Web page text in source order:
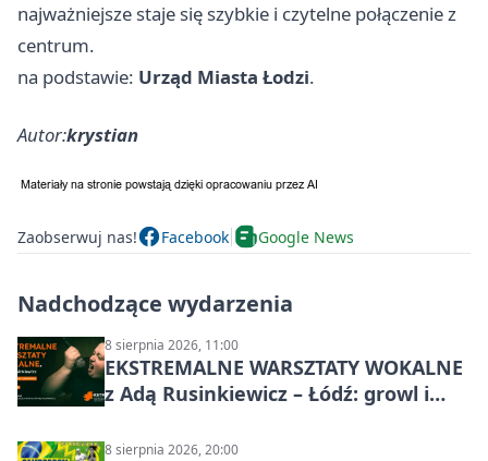
najważniejsze staje się szybkie i czytelne połączenie z
centrum.
na podstawie: Urząd Miasta Łodzi.
Autor:krystian
Zaobserwuj nas! Facebook Google News
Nadchodzące wydarzenia
8 sierpnia 2026, 11:00
EKSTREMALNE WARSZTATY WOKALNE
z Adą Rusinkiewicz – Łódź: growl i
8 sierpnia 2026, 20:00